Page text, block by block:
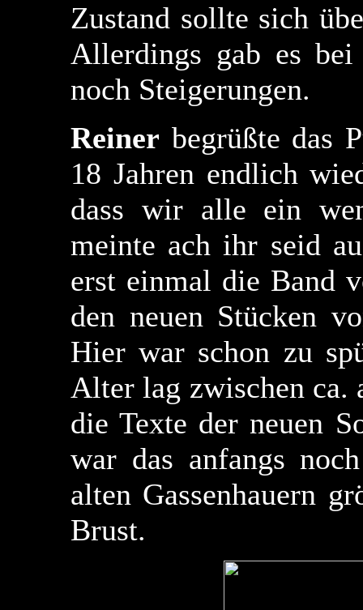
Zustand sollte sich
Allerdings gab es
noch Steigerungen.
Reiner begrüßte das
18 Jahren endlich
dass wir alle ein
meinte ach ihr seid
erst einmal die Band
den neuen Stücken
Hier war schon zu
Alter lag zwischen ca.
die Texte der neuen
war das anfangs
alten Gassenhauern
Brust.